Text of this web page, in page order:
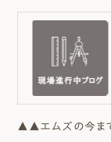
▲▲エムズの今ま